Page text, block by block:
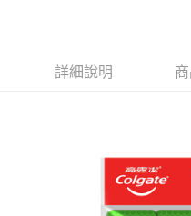
１．簡單：不需註冊會員、不需綁
１．於結帳方式選擇「AFTEE先
結帳頁面，進行簡訊認證並確認
２．訂單成立數日內，您將收到繳
３．收到繳費通知簡訊後14天內
每筆NT$60，滿NT$599(含以
詳細說明